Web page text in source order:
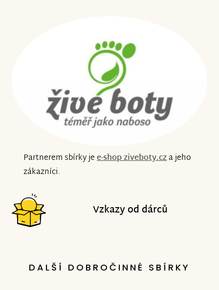
Partnerem sbírky jee-shop ziveboty.cza jeho
zákazníci.
Vzkazy od dárců
DALŠÍ DOBROČINNÉ SBÍRKY